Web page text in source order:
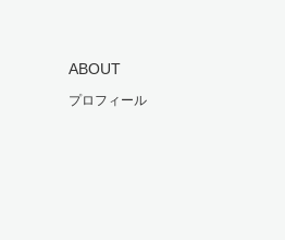
ABOUT
プロフィール